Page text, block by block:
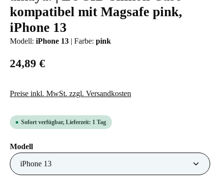
kompatibel mit Magsafe pink,
iPhone 13
Modell: iPhone 13 | Farbe: pink
24,89 €
Preise inkl. MwSt. zzgl. Versandkosten
Sofort verfügbar, Lieferzeit: 1 Tag
Modellauswählen